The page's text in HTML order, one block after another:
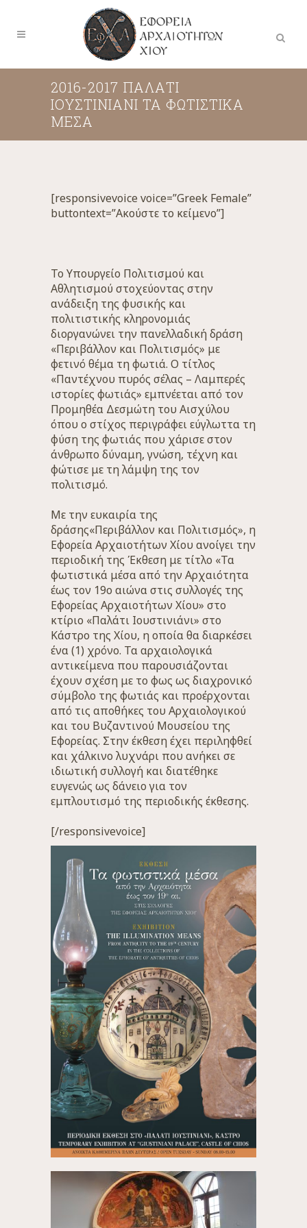
2016-2017 ΠΑΛΆΤΙ
ΙΟΥΣΤΙΝΙΆΝΙ ΤΑ ΦΩΤΙΣΤΙΚΆ
ΜΈΣΑ
[responsivevoice voice=”Greek Female”
buttontext=”Ακούστε το κείμενο”]
Το Υπουργείο Πολιτισμού και
Αθλητισμού στοχεύοντας στην
ανάδειξη της φυσικής και
πολιτιστικής κληρονομιάς
διοργανώνει την πανελλαδική δράση
«Περιβάλλον και Πολιτισμός» με
φετινό θέμα τη φωτιά. Ο τίτλος
«Παντέχνου πυρός σέλας – Λαμπερές
ιστορίες φωτιάς» εμπνέεται από τον
Προμηθέα Δεσμώτη του Αισχύλου
όπου ο στίχος περιγράφει εύγλωττα τη
φύση της φωτιάς που χάρισε στον
άνθρωπο δύναμη, γνώση, τέχνη και
φώτισε με τη λάμψη της τον
πολιτισμό.
Με την ευκαιρία της
δράσης«Περιβάλλον και Πολιτισμός», η
Εφορεία Αρχαιοτήτων Χίου ανοίγει την
περιοδική της Έκθεση με τίτλο «Τα
φωτιστικά μέσα από την Αρχαιότητα
έως τον 19ο αιώνα στις συλλογές της
Εφορείας Αρχαιοτήτων Χίου» στο
κτίριο «Παλάτι Ιουστινιάνι» στο
Κάστρο της Χίου, η οποία θα διαρκέσει
ένα (1) χρόνο. Τα αρχαιολογικά
αντικείμενα που παρουσιάζονται
έχουν σχέση με το φως ως διαχρονικό
σύμβολο της φωτιάς και προέρχονται
από τις αποθήκες του Αρχαιολογικού
και του Βυζαντινού Μουσείου της
Εφορείας. Στην έκθεση έχει περιληφθεί
και χάλκινο λυχνάρι που ανήκει σε
ιδιωτική συλλογή και διατέθηκε
ευγενώς ως δάνειο για τον
εμπλουτισμό της περιοδικής έκθεσης.
[/responsivevoice]